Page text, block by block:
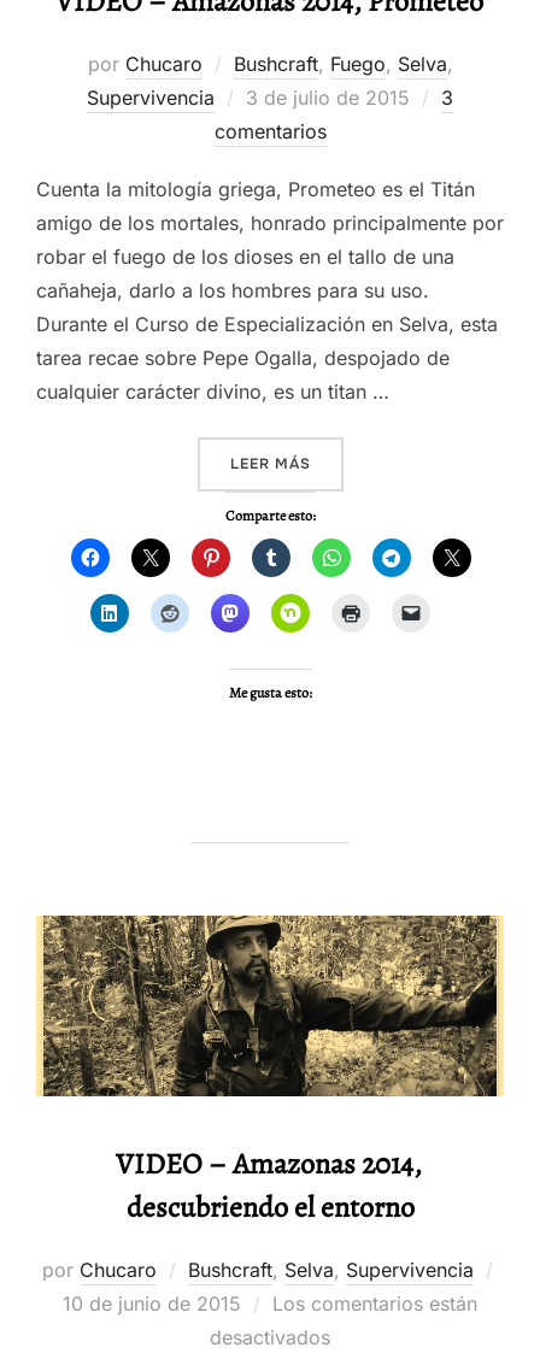
por Chucaro Bushcraft, Fuego, Selva,
Supervivencia
Publicado
el
3 de julio de 2015
3
comentarios
Cuenta la mitología griega, Prometeo es el Titán
amigo de los mortales, honrado principalmente por
robar el fuego de los dioses en el tallo de una
cañaheja, darlo a los hombres para su uso.
Durante el Curso de Especialización en Selva, esta
tarea recae sobre Pepe Ogalla, despojado de
cualquier carácter divino, es un titan …
LEER MÁS«VIDEO – AMAZONAS 2014,
Comparte esto:
Me gusta esto:
VIDEO – Amazonas 2014,
descubriendo el entorno
por Chucaro Bushcraft, Selva, Supervivencia
10 de junio de 2015
Los comentarios están
desactivados